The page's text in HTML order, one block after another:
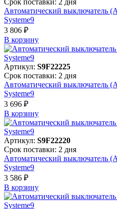
Автоматический выключатель
Systeme9
3 806 ₽
В корзинy
Артикул: S9F22225
Срок поставки: 2 дня
Автоматический выключатель
Systeme9
3 696 ₽
В корзинy
Артикул: S9F22220
Срок поставки: 2 дня
Автоматический выключатель
Systeme9
3 586 ₽
В корзинy